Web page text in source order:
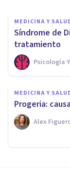
MEDICINA Y
Síndrome de
tratamiento
Psicología
MEDICINA Y
Progeria:
Alex